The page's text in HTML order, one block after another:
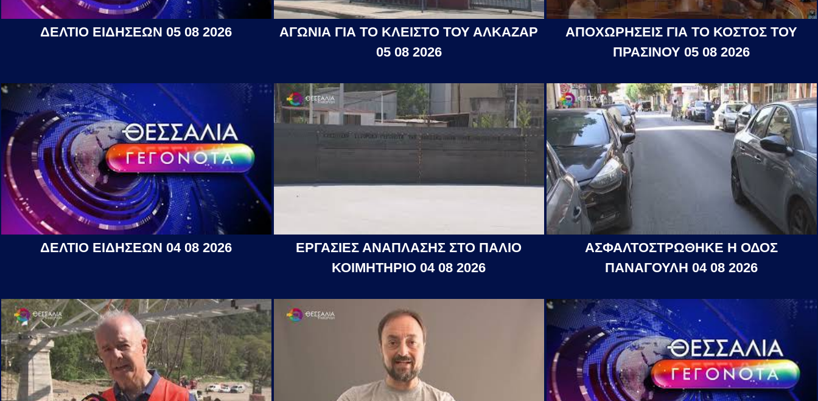
ΔΕΛΤΙΟ ΕΙΔΗΣΕΩΝ 05 08 2026
ΑΓΩΝΙΑ ΓΙΑ ΤΟ ΚΛΕΙΣΤΟ ΤΟΥ ΑΛΚΑΖΑΡ
05 08 2026
ΑΠΟΧΩΡΗΣΕΙΣ ΓΙΑ ΤΟ ΚΟΣΤΟΣ ΤΟΥ
ΠΡΑΣΙΝΟΥ 05 08 2026
ΔΕΛΤΙΟ ΕΙΔΗΣΕΩΝ 04 08 2026
ΕΡΓΑΣΙΕΣ ΑΝΑΠΛΑΣΗΣ ΣΤΟ ΠΑΛΙΟ
ΚΟΙΜΗΤΗΡΙΟ 04 08 2026
ΑΣΦΑΛΤΟΣΤΡΩΘΗΚΕ Η ΟΔΟΣ
ΠΑΝΑΓΟΥΛΗ 04 08 2026